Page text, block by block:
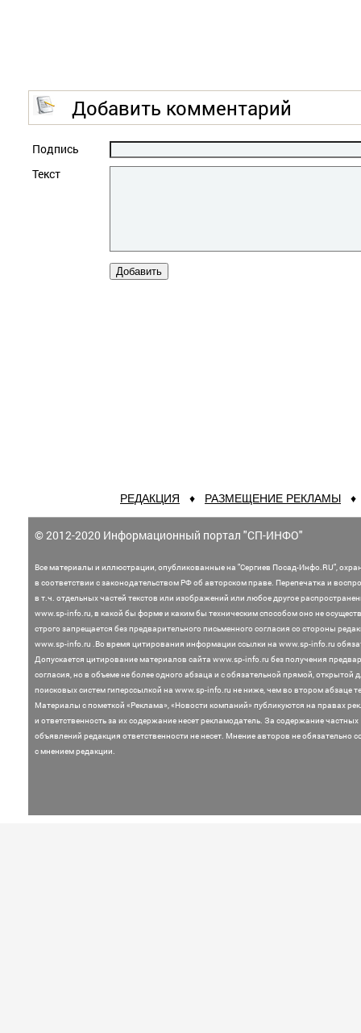
Добавить комментарий
Подпись
Текст
РЕДАКЦИЯ ♦ РАЗМЕЩЕНИЕ РЕКЛАМЫ
© 2012-2020 Информационный портал "СП-ИНФО"
Все материалы и иллюстрации,опубликованные на "Сергиев Посад-Инфо.RU",
в соответствии с законодательством РФ об авторском праве. Перепечатка и
в т.ч. отдельных частей текстов или изображений или любое другое
www.sp-info.ru, в какой бы форме и каким бы техническим способом оно не
строго запрещается без предварительного письменного согласия со стороны
www.sp-info.ru .Во время цитирования информации ссылки на www.sp-info.ru
Допускается цитирование материалов сайта www.sp-info.ru без получения
согласия, но в объеме не более одного абзаца и с обязательной прямой, открытой
поисковых систем гиперссылкой на www.sp-info.ru не ниже, чем во втором абзаце
Материалы с пометкой «Реклама», «Новости компаний» публикуются на правах
и ответственность за их содержание несет рекламодатель. За содержание частных
объявлений редакция ответственности не несет. Мнениеавторов не обязательно
с мнением редакции.